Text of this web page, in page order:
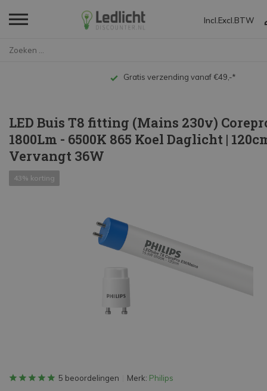
Incl. Excl. BTW
Gratis verzending vanaf €49,-*
LED Buis T8 fitting (Mains 230v)
1800Lm - 6500K 865 Koel Daglicht |
Vervangt 36W
43% korting
5 beoordelingen Merk: Philips